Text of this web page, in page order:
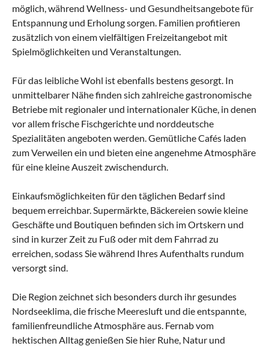
möglich, während Wellness- und Gesundheitsangebote für
Entspannung und Erholung sorgen. Familien profitieren
zusätzlich von einem vielfältigen Freizeitangebot mit
Spielmöglichkeiten und Veranstaltungen.
Für das leibliche Wohl ist ebenfalls bestens gesorgt. In
unmittelbarer Nähe finden sich zahlreiche gastronomische
Betriebe mit regionaler und internationaler Küche, in denen
vor allem frische Fischgerichte und norddeutsche
Spezialitäten angeboten werden. Gemütliche Cafés laden
zum Verweilen ein und bieten eine angenehme Atmosphäre
für eine kleine Auszeit zwischendurch.
Einkaufsmöglichkeiten für den täglichen Bedarf sind
bequem erreichbar. Supermärkte, Bäckereien sowie kleine
Geschäfte und Boutiquen befinden sich im Ortskern und
sind in kurzer Zeit zu Fuß oder mit dem Fahrrad zu
erreichen, sodass Sie während Ihres Aufenthalts rundum
versorgt sind.
Die Region zeichnet sich besonders durch ihr gesundes
Nordseeklima, die frische Meeresluft und die entspannte,
familienfreundliche Atmosphäre aus. Fernab vom
hektischen Alltag genießen Sie hier Ruhe, Natur und